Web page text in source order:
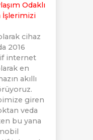
Odaklı
İşlerimizi
cihaz
2016
internet
en
akıllı
giren
veda
bu yana